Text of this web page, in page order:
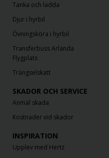
Tanka och ladda
Djur i hyrbil
Övningsköra i hyrbil
Transferbuss Arlanda
Flygplats
Trängselskatt
SKADOR OCH SERVICE
Anmäl skada
Kostnader vid skador
INSPIRATION
Upplev med Hertz